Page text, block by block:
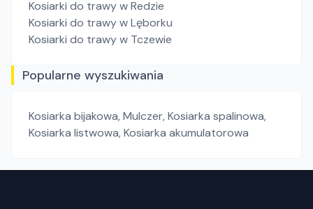
Kosiarki do trawyw Redzie
Kosiarki do trawyw Lęborku
Kosiarki do trawyw Tczewie
Popularne wyszukiwania
Kosiarka bijakowa,Mulczer,Kosiarka spalinowa,
Kosiarka listwowa,Kosiarka akumulatorowa